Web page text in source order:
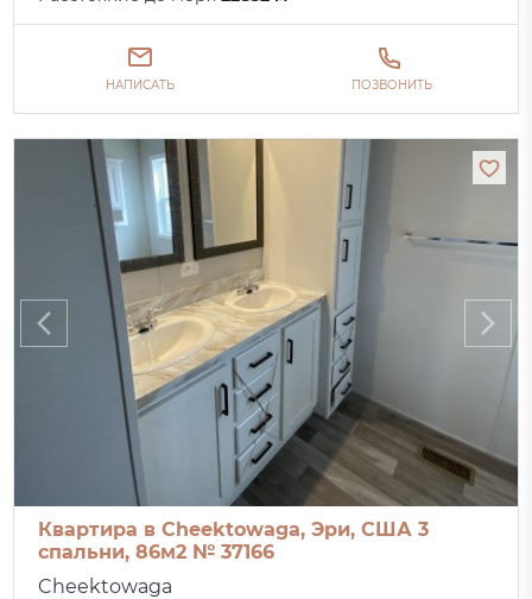
НАПИСАТЬ ПОЗВОНИТЬ
Квартира в Cheektowaga, Эри, США 3
спальни, 86м2 № 37166
Cheektowaga